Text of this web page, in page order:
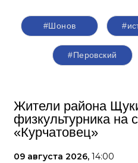
#Шонов
#Перовский
Жители района
физкультурника на
«Курчатовец»
09 августа 2026, 14:00